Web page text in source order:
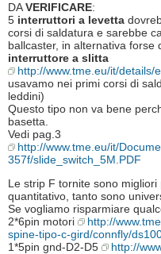
DAVERIFICARE:
5 interruttori a levetta
corsi di saldatura e sarebbe
ballcaster, in alternativa forse
interruttore a slitta
http://www.tme.eu/it/
usavamo nei primi corsi di
leddini)
Questo tipo non va bene
basetta.
Vedi pag.3
http://www.tme.eu/it/
357f/slide_switch_5M.PDF
Le strip F tornite sono
quantitativo, tanto sono
Se vogliamo risparmiare
2*6pin motori
http://
spine-tipo-c-gird/connfly/
1*5pin gnd-D2-D5
http://